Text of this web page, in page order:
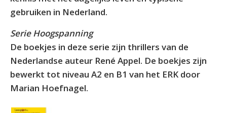
gebruiken in Nederland.
Serie Hoogspanning
De boekjes in deze serie zijn thrillers van de
Nederlandse auteur René Appel. De boekjes zijn
bewerkt tot niveau A2 en B1 van het ERK door
Marian Hoefnagel.